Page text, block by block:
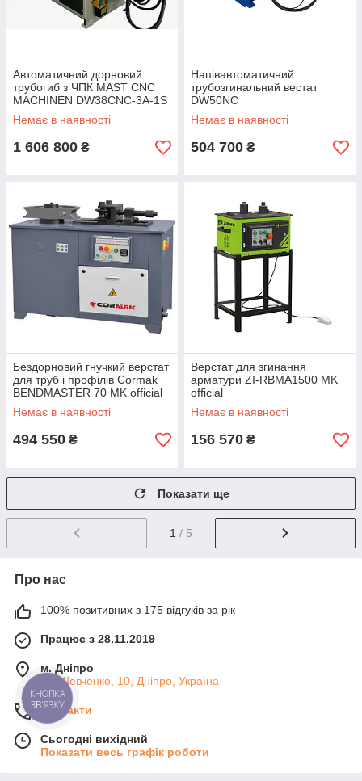
Автоматичний дорновий
трубогиб з ЧПК MAST CNC
MACHINEN DW38CNC-3A-1S
Немає в наявності
1 606 800 ₴
Напівавтоматичний
трубозгинальний вестат
DW50NC
Немає в наявності
504 700 ₴
Бездорновий гнучкий верстат
для труб і профілів Cormak
BENDMASTER 70 MK official
Немає в наявності
494 550 ₴
Верстат для згинання
арматури ZI-RBMA1500 MK
official
Немає в наявності
156 570 ₴
Показати ще
1 / 5
Про нас
100% позитивних з 175 відгуків за рік
Працює з 28.11.2019
м. Дніпро
ул. Шевченко, 10, Дніпро, Україна
Контакти
Сьогодні вихідний
Показати весь графік роботи
КНОПКА
ЗВ'ЯЗКУ